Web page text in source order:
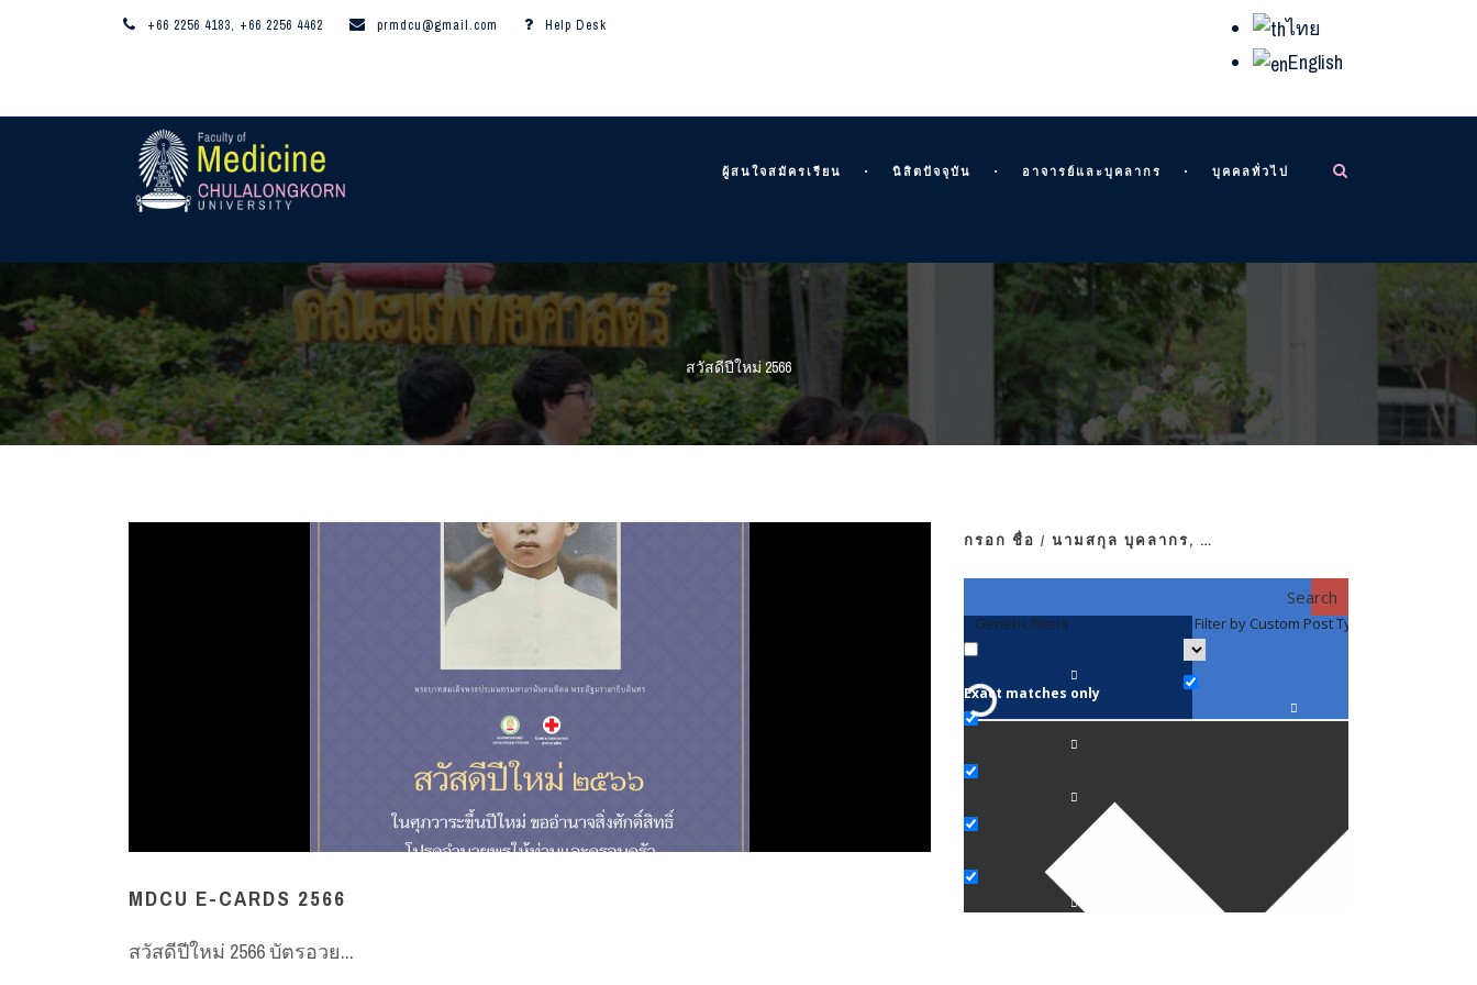
+66 2256 4183, +66 2256 4462 prmdcu@gmail.com Help Desk
ไทย
English
ผู้สนใจสมัครเรียน นิสิตปัจจุบัน อาจารย์และบุคลากร บุคคลทั่วไป
สวัสดีปีใหม่ 2566
MDCU E-CARDS 2566
สวัสดีปีใหม่ 2566 บัตรอวย...
กรอก ชื่อ / นามสกุล บุคลากร, …
Search
Generic filters
Exact matches only
Filter by Custom Post Type